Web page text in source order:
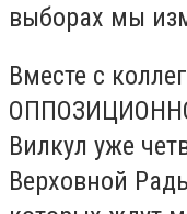
выборах мы
Вместе с
Вилкул уже
Верховной